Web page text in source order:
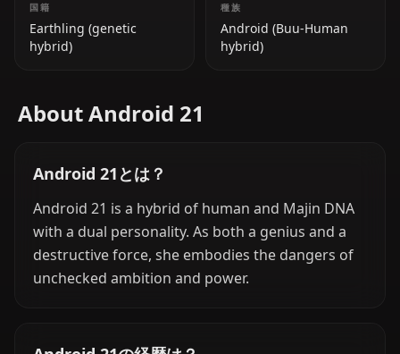
国籍
Earthling (genetic
hybrid)
種族
Android (Buu-Human
hybrid)
About Android 21
Android 21とは？
Android 21 is a hybrid of human and Majin DNA
with a dual personality. As both a genius and a
destructive force, she embodies the dangers of
unchecked ambition and power.